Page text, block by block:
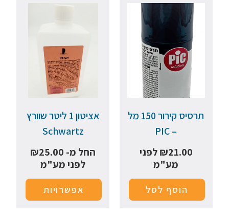
תרסיס קירור 150 מל
– PIC
₪21.00
לפני
מע"מ
הוסף לסל
אציטון 1 ליטר שוורץ
Schwartz
החל מ-
₪25.00
לפני מע"מ
אפשרויות